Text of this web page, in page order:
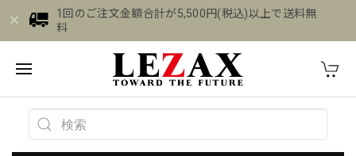
1回のご注文金額合計が5,500円(税込)以上で送料無
料